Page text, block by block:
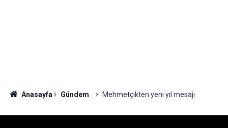
Anasayfa Gündem Mehmetçikten yeni yıl mesajı